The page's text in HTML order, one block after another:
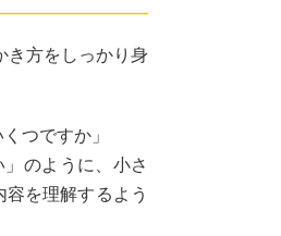
き方をしっかり身
つですか」
のように、小さ
を理解するよう